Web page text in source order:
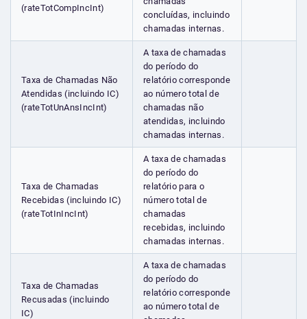
(rateTotCompIncInt)
concluídas, incluindo
chamadas internas.
Taxa de Chamadas Não
Atendidas (incluindo IC)
(rateTotUnAnsIncInt)
A taxa de chamadas
do período do
relatório corresponde
ao número total de
chamadas não
atendidas, incluindo
chamadas internas.
Taxa de Chamadas
Recebidas (incluindo IC)
(rateTotInIncInt)
A taxa de chamadas
do período do
relatório para o
número total de
chamadas
recebidas, incluindo
chamadas internas.
Taxa de Chamadas
Recusadas (incluindo
IC)
A taxa de chamadas
do período do
relatório corresponde
ao número total de